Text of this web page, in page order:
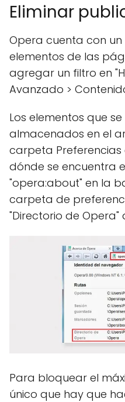
Eliminar
Opera cuenta con
elementos de las
agregar un filtro en
Avanzado >
Los elementos que
almacenados en el
carpeta Preferencias
dónde se encuentra
"opera:about" en la
carpeta de
"Directorio de Opera"
Para bloquear el
único que hay que